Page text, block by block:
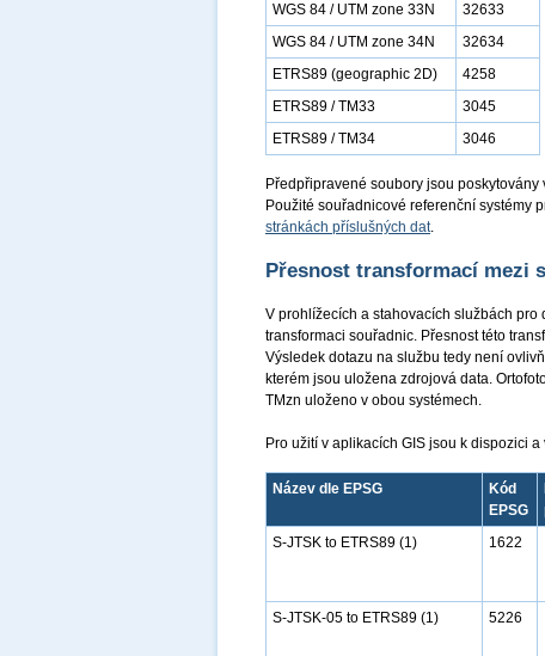
WGS 84 / UTM zone 33N
32633
WGS 84 / UTM zone 34N
32634
ETRS89 (geographic 2D)
4258
ETRS89 / TM33
3045
ETRS89 / TM34
3046
Předpřipravené soubory jsou
Použité souřadnicové referenční systémy
stránkách příslušných dat.
Přesnost transformací mezi
V prohlížecích a stahovacích službách pro
transformaci souřadnic. Přesnost této
Výsledek dotazu na službu tedy není
kterém jsou uložena zdrojová data.
TMzn uloženo v obou systémech.
Pro užití v aplikacích GIS jsou k dispozici
Název dle EPSG
Kód
EPSG
S-JTSK to ETRS89 (1) 1622
S-JTSK-05 to ETRS89 (1)
5226